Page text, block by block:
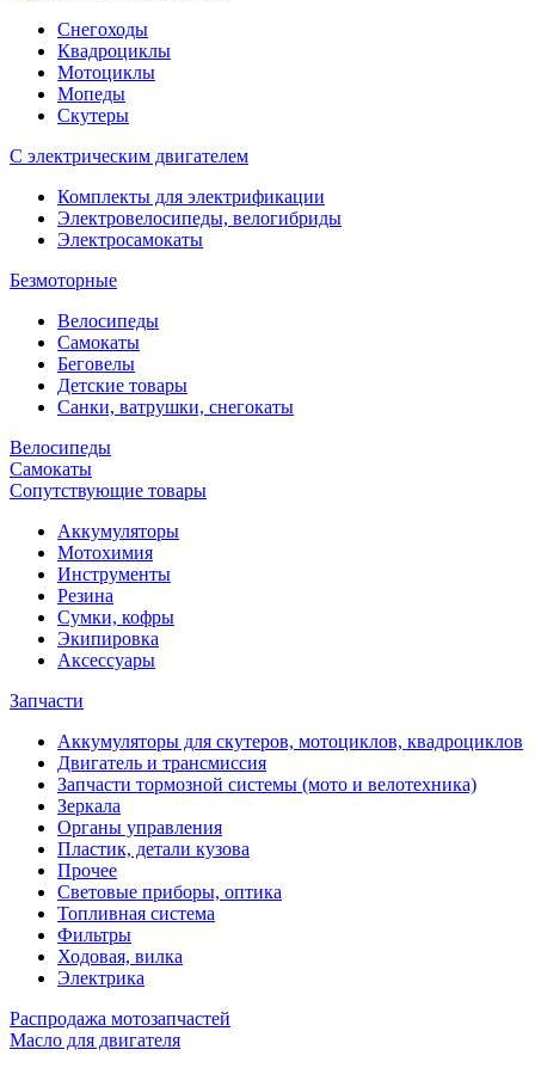
Снегоходы
Квадроциклы
Мотоциклы
Мопеды
Скутеры
С электрическим двигателем
Комплекты для электрификации
Электровелосипеды, велогибриды
Электросамокаты
Безмоторные
Велосипеды
Самокаты
Беговелы
Детские товары
Санки, ватрушки, снегокаты
Велосипеды
Самокаты
Сопутствующие товары
Аккумуляторы
Мотохимия
Инструменты
Резина
Сумки, кофры
Экипировка
Аксессуары
Запчасти
Аккумуляторы для скутеров, мотоциклов, квадроциклов
Двигатель и трансмиссия
Запчасти тормозной системы (мото и велотехника)
Зеркала
Органы управления
Пластик, детали кузова
Прочее
Световые приборы, оптика
Топливная система
Фильтры
Ходовая, вилка
Электрика
Распродажа мотозапчастей
Масло для двигателя